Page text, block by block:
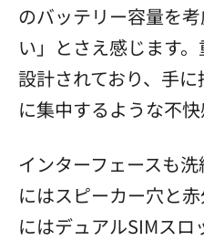
のバッテリー容量を
い」とさえ感じます
設計されており、手
に集中するような不快
インターフェースも
にはスピーカー穴と
にはデュアルSIMスロ